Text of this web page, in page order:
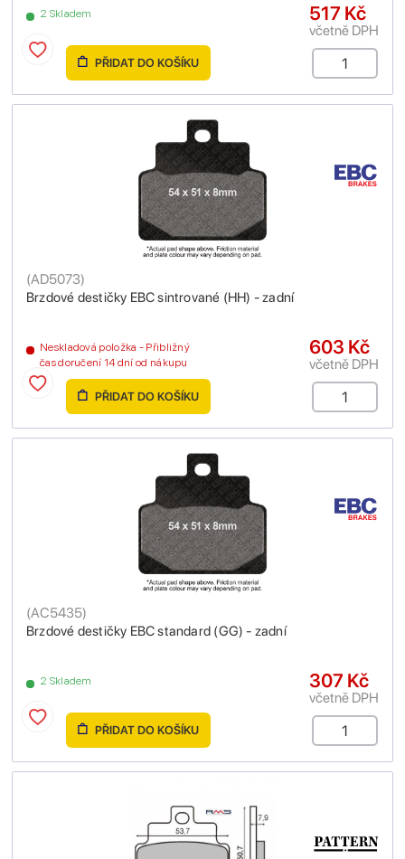
2 Skladem 517 Kč
včetně DPH
PŘIDAT DO KOŠÍKU
Brzdové destičky EBC sintrované (HH) - zadní
(AD5073)
Neskladová položka - Přibližný
čas doručení 14 dní od nákupu
603 Kč
včetně DPH
PŘIDAT DO KOŠÍKU
Brzdové destičky EBC standard (GG) - zadní
(AC5435)
2 Skladem 307 Kč
včetně DPH
PŘIDAT DO KOŠÍKU